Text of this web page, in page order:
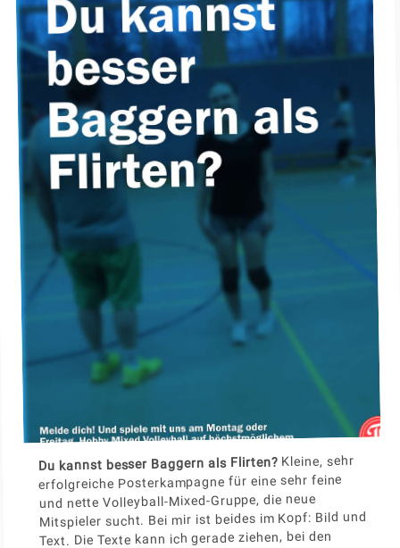
Du kannst besser Baggern als Flirten? Kleine, sehr
erfolgreiche Posterkampagne für eine sehr feine
und nette Volleyball-Mixed-Gruppe, die neue
Mitspieler sucht. Bei mir ist beides im Kopf: Bild und
Text. Die Texte kann ich gerade ziehen, bei den